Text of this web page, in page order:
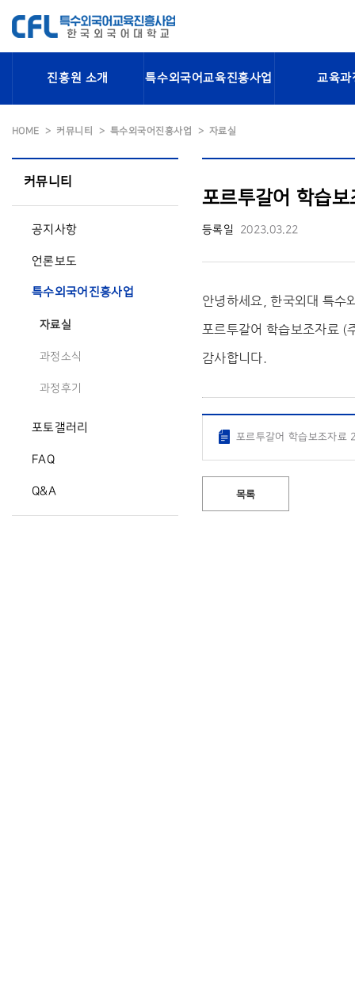
진흥원 소개 특수외국어교육진흥사업 교육과
HOME 커뮤니티 특수외국어진흥사업 자료실
커뮤니티
공지사항
언론보도
특수외국어진흥사업
자료실
과정소식
과정후기
포토갤러리
FAQ
Q&A
포르투갈어 학습
등록일 2023.03.22
안녕하세요, 한국외대 특수
포르투갈어 학습보조자료
감사합니다.
포르투갈어 학습보조자료
목록